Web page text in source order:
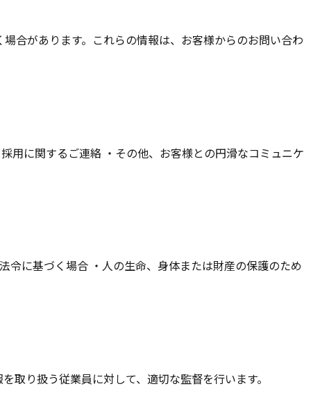
合があります。これらの情報は、お客様からのお問い合わ
用に関するご連絡 ・その他、お客様との円滑なコミュニケ
に基づく場合 ・人の生命、身体または財産の保護のため
り扱う従業員に対して、適切な監督を行います。